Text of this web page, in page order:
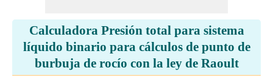
Calculadora Presión total para sistema
líquido binario para cálculos de punto de
burbuja de rocío con la ley de Raoult